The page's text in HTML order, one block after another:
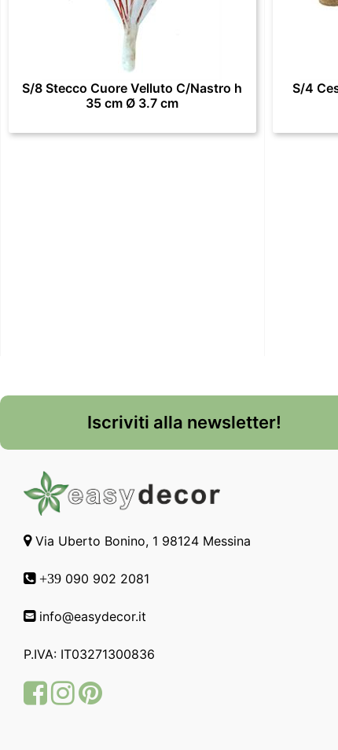
S/8 Stecco Cuore Velluto C/Nastro h
35 cm Ø 3.7 cm
S/4
Iscriviti alla newsletter!
Via Uberto Bonino, 1 98124 Messina
+39 090 902 2081
info@easydecor.it
P.IVA: IT03271300836
FacebookInstagram
Pinterest